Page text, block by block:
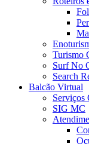
Turismo
Surf No
Search
Balcão Virtual
Serviços
SIG MC